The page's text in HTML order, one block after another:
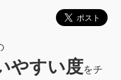
やすい度をチ